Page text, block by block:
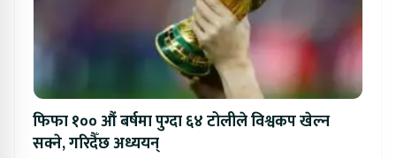
फिफा १०० औं बर्षमा पुग्दा ६४ टोलीले विश्वकप खेल्न
सक्ने, गरिदैँछ अध्ययन्